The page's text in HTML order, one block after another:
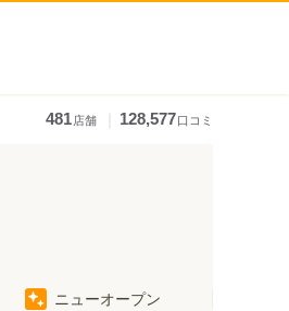
481店舗 128,577口コミ
ニューオープン